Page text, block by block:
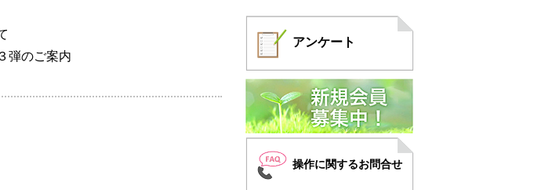
弾のご案内
アンケート
操作に関するお問合せ